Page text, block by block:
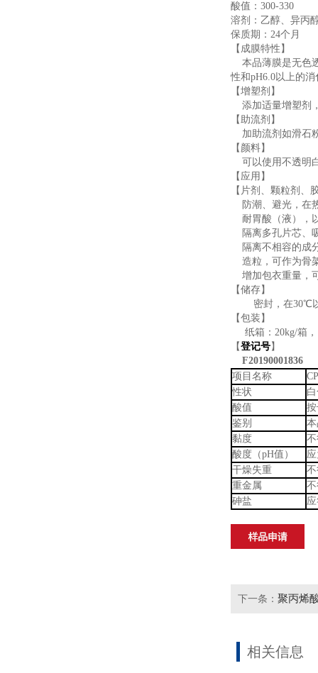
酸值： 300-330
溶剂：乙醇、异丙
保质期： 24个月
【成膜特性】
本品薄膜是无色
性和pH6.0以上的
【增塑剂】
添加适量增塑剂
【助流剂】
加助流剂如滑石
【颜料】
可以使用不透明
【 应用 】
【片剂、颗粒剂、
防潮、避光，在
耐胃酸（液），
隔离多孔片芯、
隔离不相容的成
造粒，可作为骨
增加包衣重量，
【储存】
密封，在30℃
【包装 】
纸箱：20kg/箱
【登记号】
F20190001836
项目名称
性状
酸值
按
鉴别
黏度
不
酸度（pH值）
干燥失重
不
重金属
砷盐
下一条： 聚丙烯
相关信息